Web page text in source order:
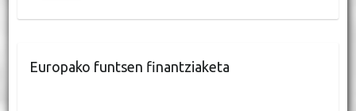
Europako funtsen finantziaketa